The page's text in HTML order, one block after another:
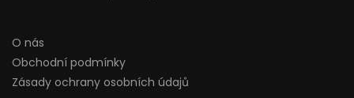
O nás
Obchodní podmínky
Zásady ochrany osobních údajů